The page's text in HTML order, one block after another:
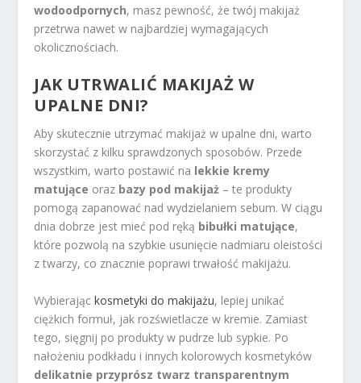
wodoodpornych, masz pewność, że twój makijaż
przetrwa nawet w najbardziej wymagających
okolicznościach.
JAK UTRWALIĆ MAKIJAŻ W
UPALNE DNI?
Aby skutecznie utrzymać makijaż w upalne dni, warto
skorzystać z kilku sprawdzonych sposobów. Przede
wszystkim, warto postawić na lekkie kremy
matujące oraz bazy pod makijaż – te produkty
pomogą zapanować nad wydzielaniem sebum. W ciągu
dnia dobrze jest mieć pod ręką bibułki matujące,
które pozwolą na szybkie usunięcie nadmiaru oleistości
z twarzy, co znacznie poprawi trwałość makijażu.
Wybierająckosmetyki do makijażu, lepiej unikać
ciężkich formuł, jak rozświetlacze w kremie. Zamiast
tego, sięgnij po produkty w pudrze lub sypkie. Po
nałożeniu podkładu i innych kolorowych kosmetyków
delikatnie przyprósz twarz transparentnym